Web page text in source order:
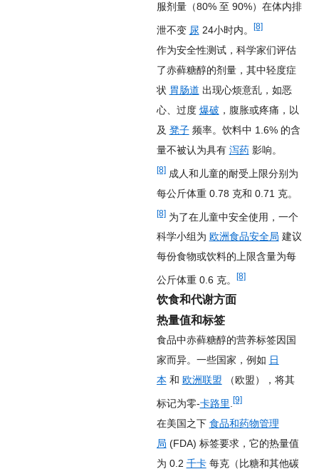
服剂量（80% 至 90%）在体内排
泄不变 尿 24小时内。 [8]
作为安全性测试，科学家们评估
了赤藓糖醇的剂量，其中轻度症
状 胃肠道 出现心烦意乱，如恶
心、过度 爆破 ，腹胀或疼痛，以
及 凳子频率。饮料中 1.6% 的含
量不被认为具有 泻药影响。
[8]成人和儿童的耐受上限分别为
每公斤体重 0.78 克和 0.71 克。
[8]为了在儿童中安全使用，一个
科学小组为 欧洲食品安全局 建议
每份食物或饮料的上限含量为每
公斤体重 0.6 克。 [8]
饮食和代谢方面
热量值和标签
食品中赤藓糖醇的营养标签因国
家而异。一些国家，例如 日
本 和 欧洲联盟 （欧盟），将其
标记为零-卡路里 [9]
在美国之下 食品和药物管理
局 (FDA) 标签要求，它的热量值
为 0.2 千卡每克（比糖和其他碳